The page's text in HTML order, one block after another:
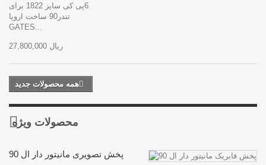
6پی کی سایز 1822 برای
تندر90 ساخت اروپا
GATES...
27,800,000 ریال
همه محصولات جدید
محصولات ویژه
پخش تصویری مانیتور دار ال 90